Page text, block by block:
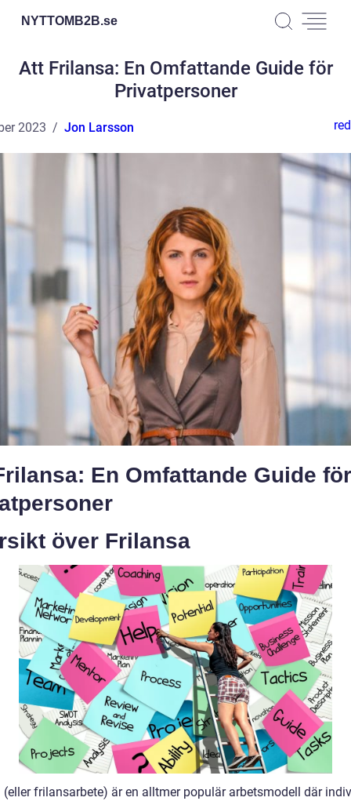
NYTTOMB2B.se
Att Frilansa: En Omfattande Guide för
Privatpersoner
2023 Jon Larsson
En Omfattande Guide för
över Frilansa
(eller frilansarbete) är en alltmer populär arbetsmodell där